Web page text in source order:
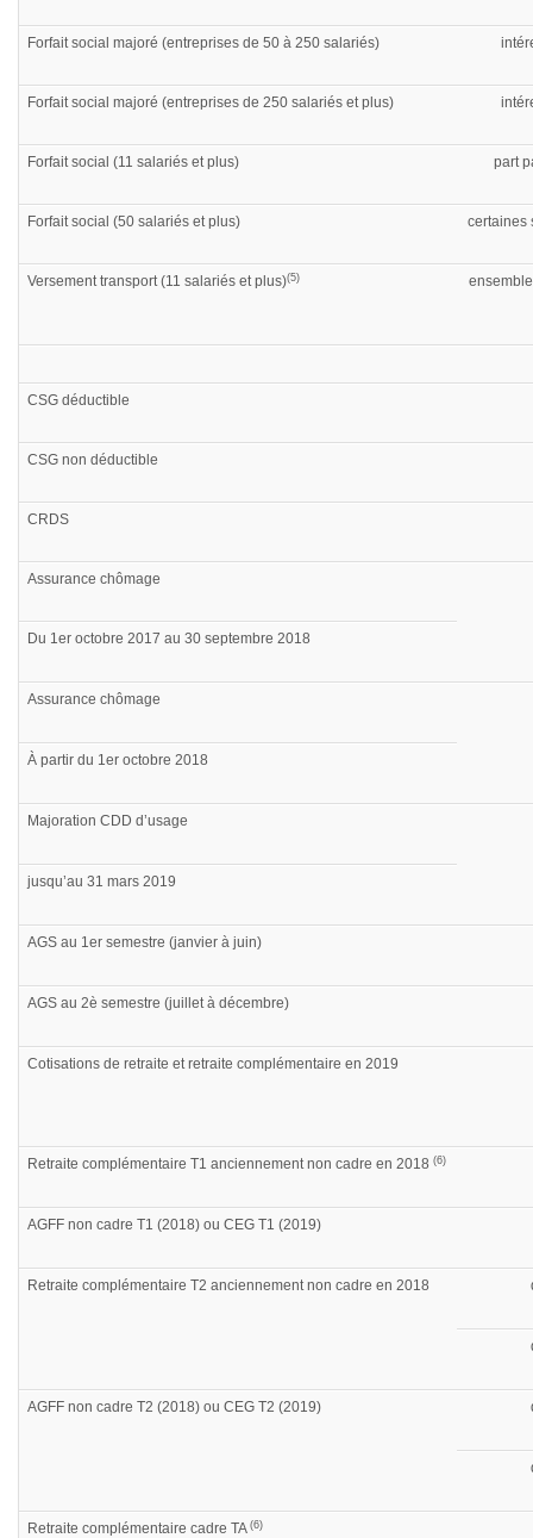
Forfait social majoré (entreprises de 50 à 250 salariés)
Forfait social majoré (entreprises de 250 salariés et plus)
Forfait social (11 salariés et plus) part
Forfait social (50 salariés et plus) certaines
Versement transport (11 salariés et plus)(5)
CSG déductible
CSG non déductible
CRDS
Assurance chômage
Du 1er octobre 2017 au 30 septembre 2018
Assurance chômage
À partir du 1er octobre 2018
Majoration CDD d’usage
jusqu’au 31 mars 2019
AGS au 1er semestre (janvier à juin)
AGS au 2è semestre (juillet à décembre)
Cotisations de retraite et retraite complémentaire en 2019
Retraite complémentaire T1 anciennement non cadre en 2018 (6)
AGFF non cadre T1 (2018) ou CEG T1 (2019)
Retraite complémentaire T2 anciennement non cadre en 2018
AGFF non cadre T2 (2018) ou CEG T2 (2019)
Retraite complémentaire cadre TA (6)